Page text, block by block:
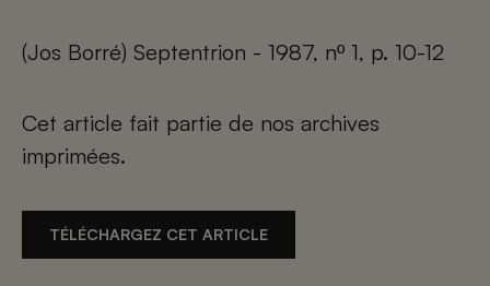
(Jos Borré) Septentrion - 1987, nº 1, p. 10-12
Cet article fait partie de nos archives
imprimées.
TÉLÉCHARGEZ CET ARTICLE